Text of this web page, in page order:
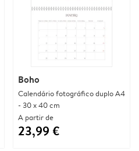
Boho
Calendário fotográfico duplo A4
- 30 x 40 cm
A partir de
23,99 €